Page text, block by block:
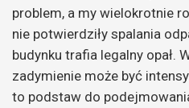
problem, a my wielokrotnie
nie potwierdziły spalania
budynku trafia legalny opał.
zadymienie może być
to podstaw do